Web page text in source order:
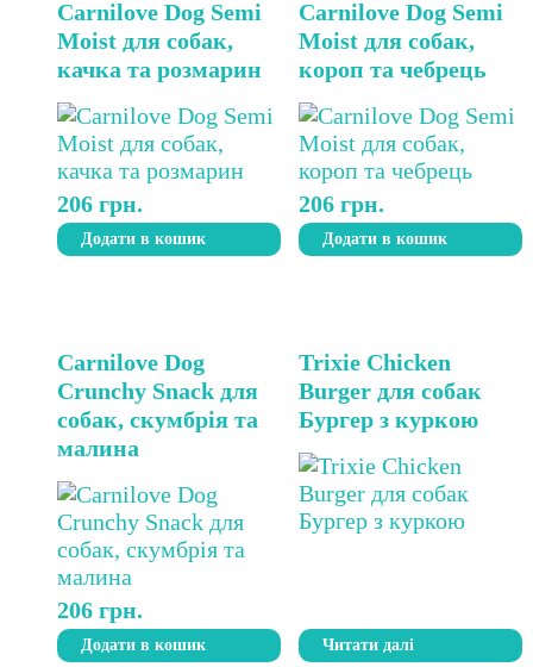
Carnilove Dog Semi
Moist для собак,
качка та розмарин
206 грн.
Додати в кошик
Carnilove Dog Semi
Moist для собак,
короп та чебрець
206грн.
Додати в кошик
Carnilove Dog
Crunchy Snack для
собак, скумбрія та
малина
206 грн.
Додати в кошик
Trixie Chicken
Burger для собак
Бургер з куркою
Читати далі